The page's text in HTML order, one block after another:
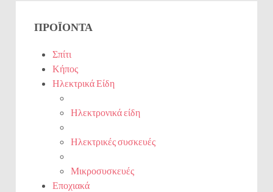
ΠΡΟΪΌΝΤΑ
Σπίτι
Κήπος
Ηλεκτρικά Είδη
Ηλεκτρονικά είδη
Ηλεκτρικές συσκευές
Μικροσυσκευές
Εποχιακά